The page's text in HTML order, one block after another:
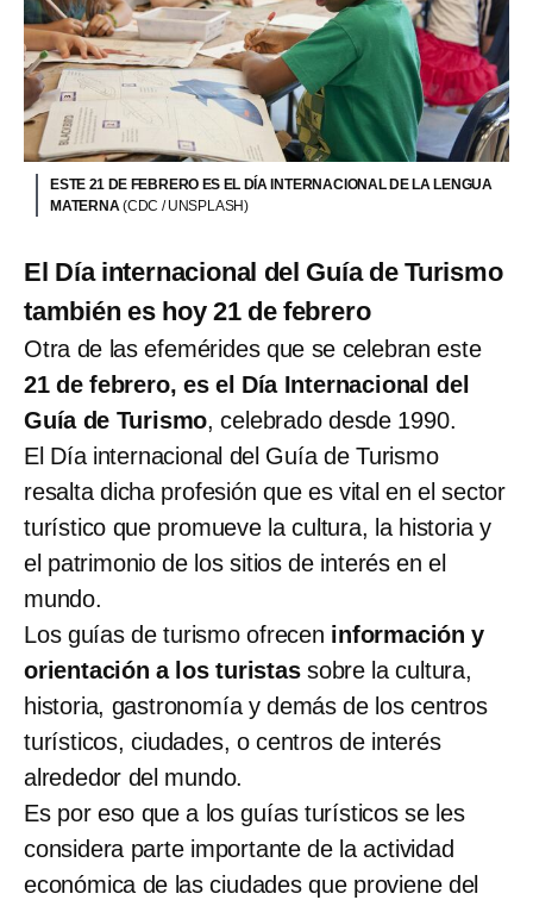
ESTE 21 DE FEBRERO ES EL DÍA INTERNACIONAL DE LA LENGUA
MATERNA(CDC / UNSPLASH)
El Día internacional del Guía de Turismo
también es hoy 21 de febrero
Otra de las efemérides que se celebran este
21 de febrero, es el Día Internacional del
Guía de Turismo, celebrado desde 1990.
El Día internacional del Guía de Turismo
resalta dicha profesión que es vital en el sector
turístico que promueve la cultura, la historia y
el patrimonio de los sitios de interés en el
mundo.
Los guías de turismo ofrecen información y
orientación a los turistassobre la cultura,
historia, gastronomía y demás de los centros
turísticos, ciudades, o centros de interés
alrededor del mundo.
Es por eso que a los guías turísticos se les
considera parte importante de la actividad
económica de las ciudades que proviene del